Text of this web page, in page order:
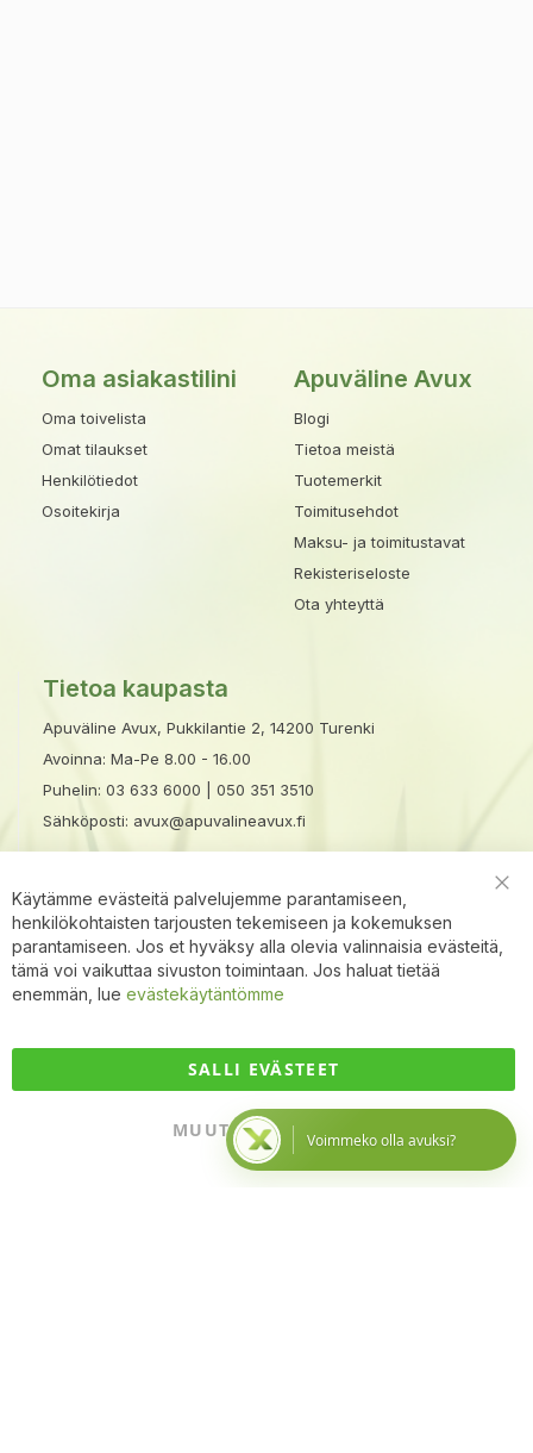
Oma asiakastilini
Oma toivelista
Omat tilaukset
Henkilötiedot
Osoitekirja
Apuväline Avux
Blogi
Tietoa meistä
Tuotemerkit
Toimitusehdot
Maksu- ja toimitustavat
Rekisteriseloste
Ota yhteyttä
Tietoa kaupasta
Apuväline Avux, Pukkilantie 2, 14200 Turenki
Avoinna: Ma-Pe 8.00 - 16.00
Puhelin: 03 633 6000
050 351 3510
Sähköposti: avux@apuvalineavux.fi
Avu
Voimmeko olla avuksi?
Käytämme evästeitä palvelujemme parantamiseen,
henkilökohtaisten tarjousten tekemiseen ja kokemuksen
parantamiseen. Jos et hyväksy alla olevia valinnaisia evästeitä,
tämä voi vaikuttaa sivuston toimintaan. Jos haluat tietää
enemmän, lue evästekäytäntömme
SALLI EVÄSTEET
MUUTA ASETUKSIA